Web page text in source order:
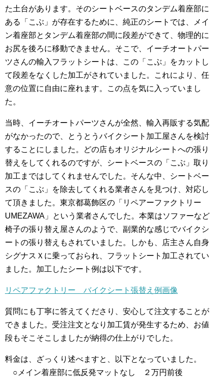
た土台があります。そのシートベースのタンデム着座部に
ある「こぶ」が存在するために、純正のシートでは、メイ
ン着座部とタンデム着座部の間に段差ができて、物理的に
お尻を後ろに移動できません。そこで、イーチオートパー
ツさんの輸入フラットシートは、この「こぶ」をカットし
て段差をなくした加工がされていました。これにより、任
意の位置に自由に座れます。この点を気に入っていまし
た。
当時、イーチオートパーツさんが全然、輸入再販する気配
がなかったので、とうとうバイクシート加工屋さんを検討
することにしました。どの店もオリジナルシートへの張り
替えをしてくれるのですが、シートベースの「こぶ」取り
加工まではしてくれませんでした。そんな中、シートベー
スの「こぶ」を除去してくれる業者さんを見つけ、対応し
て頂きました。東京都葛飾区の「 リペアーファクトリー
UMEZAWA 」という業者さんでした。本業はソファーなど
椅子の張り替え屋さんのようで、副業的な感じでバイクシ
ートの張り替えもされていました。
しかも、店主さん自身
シグナスＸに乗っておられ、フラットシート加工されてい
ました。加工したシート例は以下です。
リペアファクトリー バイクシート張替え例画像
質問にも丁寧に答えてくださり、安心して注文することが
できました。受注注文となり加工賃が発生するため、お値
段もそこそこしましたが納得の仕上がりでした。
料金は、ざっくり述べますと、以下となっていました。
○メイン着座部に低反発マットなし ２万円前後